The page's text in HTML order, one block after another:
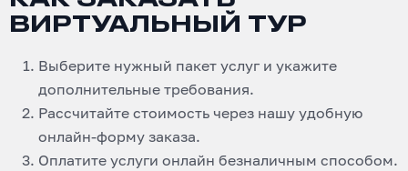
ВИРТУАЛЬНЫЙ ТУР
Выберите нужный пакет услуг и укажите
дополнительные требования.
Рассчитайте стоимость через нашу удобную
онлайн-форму заказа.
Оплатите услуги онлайн безналичным способом.